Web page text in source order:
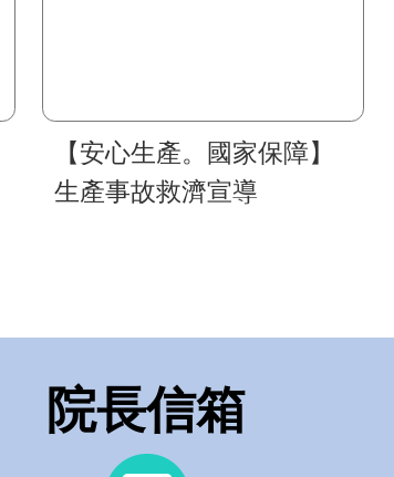
【安心生產。國家保障】
生產事故救濟宣導
院長信箱